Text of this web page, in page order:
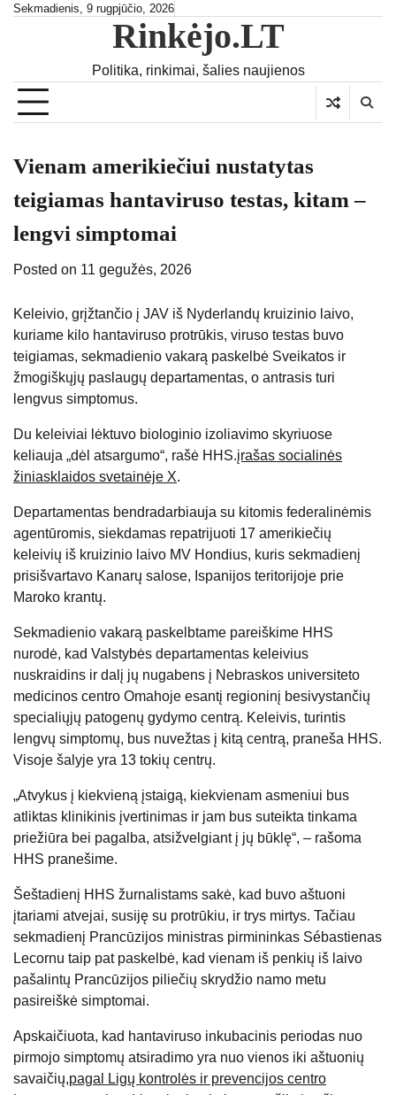
SkipSekmadienis, 9 rugpjūčio, 2026
Rinkėjo.LT
Politika, rinkimai, šalies naujienos
Vienam amerikiečiui nustatytas
teigiamas hantaviruso testas, kitam –
lengvi simptomai
Posted on 11 gegužės, 2026
Keleivio, grįžtančio į JAV iš Nyderlandų kruizinio laivo,
kuriame kilo hantaviruso protrūkis, viruso testas buvo
teigiamas, sekmadienio vakarą paskelbė Sveikatos ir
žmogiškųjų paslaugų departamentas, o antrasis turi
lengvus simptomus.
Du keleiviai lėktuvo biologinio izoliavimo skyriuose
keliauja „dėl atsargumo“, rašė HHS.įrašas socialinės
žiniasklaidos svetainėje X.
Departamentas bendradarbiauja su kitomis federalinėmis
agentūromis, siekdamas repatrijuoti 17 amerikiečių
keleivių iš kruizinio laivo MV Hondius, kuris sekmadienį
prisišvartavo Kanarų salose, Ispanijos teritorijoje prie
Maroko krantų.
Sekmadienio vakarą paskelbtame pareiškime HHS
nurodė, kad Valstybės departamentas keleivius
nuskraidins ir dalį jų nugabens į Nebraskos universiteto
medicinos centro Omahoje esantį regioninį besivystančių
specialiųjų patogenų gydymo centrą. Keleivis, turintis
lengvų simptomų, bus nuvežtas į kitą centrą, praneša HHS.
Visoje šalyje yra 13 tokių centrų.
„Atvykus į kiekvieną įstaigą, kiekvienam asmeniui bus
atliktas klinikinis įvertinimas ir jam bus suteikta tinkama
priežiūra bei pagalba, atsižvelgiant į jų būklę“, – rašoma
HHS pranešime.
Šeštadienį HHS žurnalistams sakė, kad buvo aštuoni
įtariami atvejai, susiję su protrūkiu, ir trys mirtys. Tačiau
sekmadienį Prancūzijos ministras pirmininkas Sébastienas
Lecornu taip pat paskelbė, kad vienam iš penkių iš laivo
pašalintų Prancūzijos piliečių skrydžio namo metu
pasireiškė simptomai.
Apskaičiuota, kad hantaviruso inkubacinis periodas nuo
pirmojo simptomų atsiradimo yra nuo vienos iki aštuonių
savaičių,pagal Ligų kontrolės ir prevencijos centro